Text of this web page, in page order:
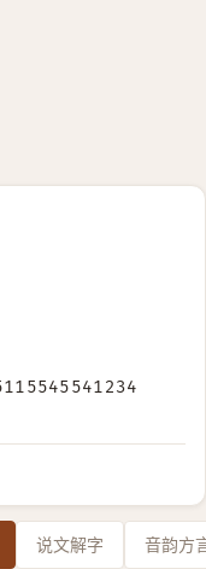
说文解字 音韵方